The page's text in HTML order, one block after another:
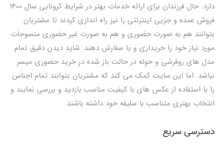
دارد. حال فرزندان برای ارائه خدمات بهتر در شرایط کرونایی سال 1400
فروش عمده و جزیی اینترنتی را نیز راه اندازی کردند تا مشتریان
بتوانند هم به صورت حضوری و هم به صورت غیر حضوری منسوجات
مورد نیاز خود را خریداری و یا سفارش دهند. شاید دیدن دقیق تمام
مدل های روفرشی و حوله در حالت باز شده در خرید حضوری میسر
نباشد. اما این سایت کمک می کند که مشتریان بتوانند تمام اجناس
را با استفاده از عکس های با کیفیت مناسب بازدید و بررسی نمایند و
انتخاب بهتری متناسب با سلیقه خود داشته باشند.
دسترسی سریع